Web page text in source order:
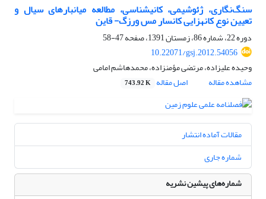
سنگ‌نگاری، ژئوشیمی، کانی⁮شناسی، مطالعه میانبارهای سیال و
تعیین نوع کانه⁮زایی کانسار مس ورزگ- قاین
دوره 22، شماره 86، زمستان 1391، صفحه
47-58
10.22071/gsj.2012.54056
وحیده علی⁮زاده، مرتضی مؤمن⁮زاده، محمدهاشم امامی
مشاهده مقاله
اصل مقاله 743.92 K
مقالات آماده انتشار
شماره جاری
شماره‌های پیشین نشریه